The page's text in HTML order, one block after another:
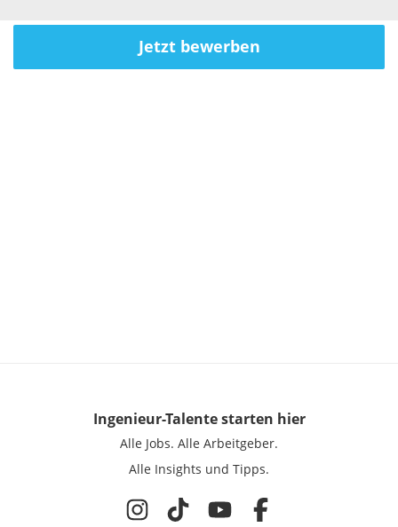
Jetzt bewerben
Ingenieur-Talentestarten hier
Alle Jobs. Alle Arbeitgeber.
Alle Insights und Tipps.